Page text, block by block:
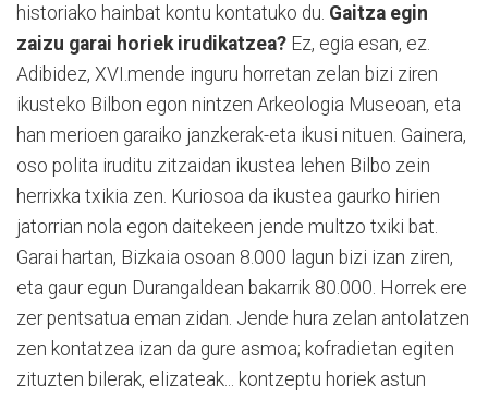
historiako hainbat kontu kontatuko du. Gaitza egin
zaizu garai horiek irudikatzea? Ez, egia esan, ez.
Adibidez, XVI.mende inguru horretan zelan bizi ziren
ikusteko Bilbon egon nintzen Arkeologia Museoan, eta
han merioen garaiko janzkerak-eta ikusi nituen. Gainera,
oso polita iruditu zitzaidan ikustea lehen Bilbo zein
herrixka txikia zen. Kuriosoa da ikustea gaurko hirien
jatorrian nola egon daitekeen jende multzo txiki bat.
Garai hartan, Bizkaia osoan 8.000 lagun bizi izan ziren,
eta gaur egun Durangaldean bakarrik 80.000. Horrek ere
zer pentsatua eman zidan. Jende hura zelan antolatzen
zen kontatzea izan da gure asmoa; kofradietan egiten
zituzten bilerak, elizateak... kontzeptu horiek astun